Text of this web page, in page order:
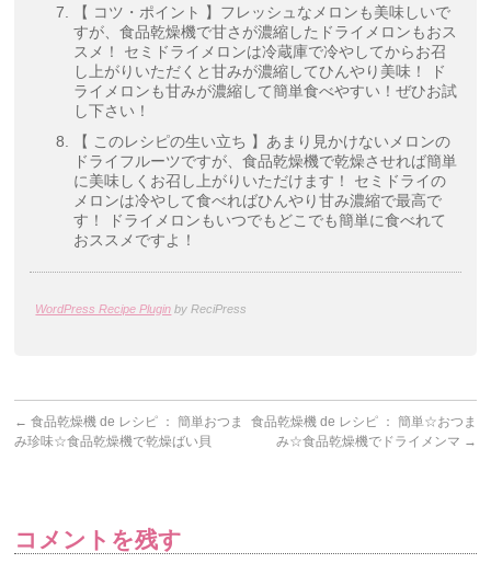
【 コツ・ポイント 】フレッシュなメロンも美味しいで
すが、食品乾燥機で甘さが濃縮したドライメロンもおス
スメ！ セミドライメロンは冷蔵庫で冷やしてからお召
し上がりいただくと甘みが濃縮してひんやり美味！ ド
ライメロンも甘みが濃縮して簡単食べやすい！ぜひお試
し下さい！
【 このレシピの生い立ち 】あまり見かけないメロンの
ドライフルーツですが、食品乾燥機で乾燥させれば簡単
に美味しくお召し上がりいただけます！ セミドライの
メロンは冷やして食べればひんやり甘み濃縮で最高で
す！ ドライメロンもいつでもどこでも簡単に食べれて
おススメですよ！
WordPress Recipe Plugin by ReciPress
← 食品乾燥機 de レシピ ： 簡単おつま
み珍味☆食品乾燥機で乾燥ばい貝
食品乾燥機 de レシピ ： 簡単☆おつま
み☆食品乾燥機でドライメンマ →
コメントを残す